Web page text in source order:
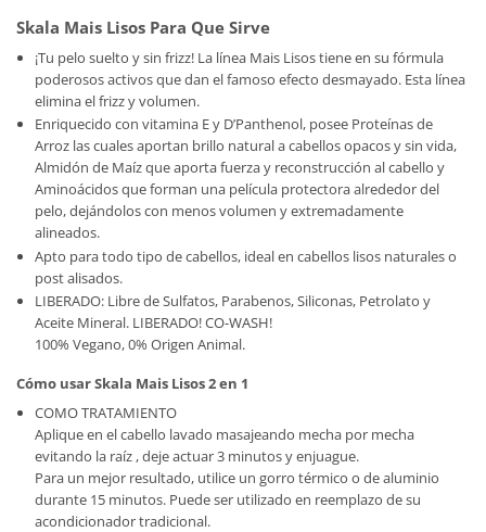
Skala Mais Lisos Para Que Sirve
¡Tu pelo suelto y sin frizz! La línea Mais Lisos tiene en su fórmula
poderosos activos que dan el famoso efecto desmayado. Esta línea
elimina el frizz y volumen.
Enriquecido con vitamina E y D’Panthenol, posee Proteínas de
Arroz las cuales aportan brillo natural a cabellos opacos y sin vida,
Almidón de Maíz que aporta fuerza y reconstrucción al cabello y
Aminoácidos que forman una película protectora alrededor del
pelo, dejándolos con menos volumen y extremadamente
alineados.
Apto para todo tipo de cabellos, ideal en cabellos lisos naturales o
post alisados.
LIBERADO: Libre de Sulfatos, Parabenos, Siliconas, Petrolato y
Aceite Mineral. LIBERADO! CO-WASH!
100% Vegano, 0% Origen Animal.
Cómo usar Skala Mais Lisos 2 en 1
COMO TRATAMIENTO
Aplique en el cabello lavado masajeando mecha por mecha
evitando la raíz , deje actuar 3 minutos y enjuague.
Para un mejor resultado, utilice un gorro térmico o de aluminio
durante 15 minutos. Puede ser utilizado en reemplazo de su
acondicionador tradicional.